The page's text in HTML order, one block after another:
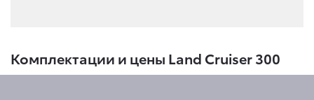
Комплектации и цены Land Cruiser 300